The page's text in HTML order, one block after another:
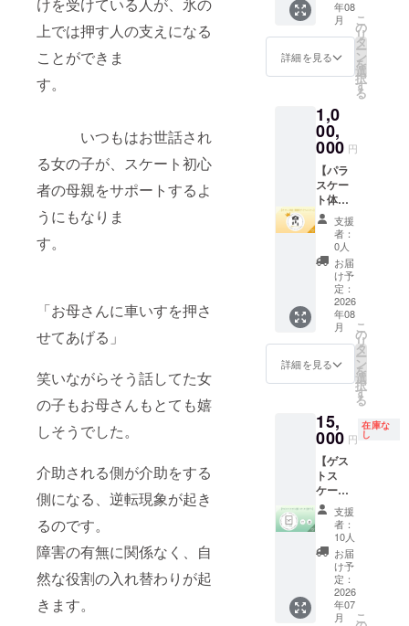
けを受けている人が、氷の
上では押す人の支えになる
ことができま
す。
いつもはお世話され
る女の子が、スケート初心
者の母親をサポートするよ
うにもなりま
す。
「お母さんに車いすを押さ
せてあげる」
笑いながらそう話してた女
の子もお母さんもとても嬉
しそうでした。
介助される側が介助をする
側になる、逆転現象が起き
るのです。
障害の有無に関係なく、自
然な役割の入れ替わりが起
きます。
日：受
付や各
誘導、
整理、
載せる
写真撮
影、等
事
前準
備：チ
ラシの
配布、
送付、
参加者
名簿整
理、事
務のサ
ポート
等 ・支
援者様
費や滞
在費：
通費や
滞在費
は各自
でご負
担くだ
さい。
・支援
者様と
の連絡
方法：
詳細は
メール
で連絡
しま
レット
へのお
名前掲
載（希
様との
連絡方
法：詳
細は
メール
で連絡
しま
す。 ※
支援者
様のお
名前
（ニッ
クネー
ム）を
掲載し
ます。
・掲載
方法：
ナーの
掲載は
不可 ・
支援
時、必
ず備考
欄に希
望され
るお名
前をご
記入く
ださ
い。 ・
掲載期
らの動
画メッ
セージ
（1分
程
メール
添付）
・ゲス
トから
の動画
メッ
セージ
（指名
不可）
（1分
程
メール
にURL
添付）
・イベ
ント特
設ウェ
ブサイ
トへの
お名前
掲載
者の
み） ・
7/26の
イベン
トのパ
ンフ
レット
へのお
名前掲
載（希
望者の
み） ・
7/26の
イベン
（希望
者の
み） ・
7/26の
イベン
ト終了
上げに
参加い
ただけ
ます
別途、
参加
料
（2,000
円程を
予定）
グッズ
類の応
援セッ
トを提
供しま
す。 ・
お礼
メッ
セージ
・パラ
ト応援
メン
バー証
（デジ
タル）
・オリ
ジナル
ステッ
カー ・
手袋 ・
バナー
タオル
・Tシャ
ツ2枚
して、
貴社と
ともに
パラス
ケート
体験会
できる
リター
ンで
す。 本
リター
ンは単
なるス
ポン
サーで
はな
く、 実
際にイ
ベント
を開催
できる
権利で
す。 企
画・運
営はす
べて当
行うた
め、 企
業様は
大きな
負担な
く、社
会貢献
性の高
いイベ
ントを
実施で
きま
す。 ※
支援者
年08
月
詳細を見る
こ
の
リ
タ
ー
ン
を
選
択
す
る
1,0
00,
000 円
【パラ
スケー
ト体験
会 開
催権利
（プレ
ミアム
パート
ナー）
主催と
して、
パラス
ケート
体験会
を開催
リター
ンで
す。 本
リター
ンは単
なるス
ポン
サーで
はな
く、 企
業名を
冠した
イベン
トを実
支援
者：
0人
お届
け予
定：
2026
年08
月
詳細を見る
こ
の
リ
タ
ー
ン
を
選
択
す
る
15,
000 円
在庫な
し
【ゲス
トス
ケー
ターサ
イン色
紙 ス
ケー
ター支
援プラ
ン】 ■
全国か
ら集ま
支援
者：
10人
お届
け予
定：
2026
年07
月
こ